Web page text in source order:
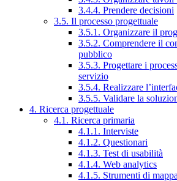
3.4.4. Prendere decisioni
3.5. Il processo progettuale
3.5.1. Organizzare il
3.5.2. Comprendere il
pubblico
3.5.3. Progettare i
servizio
3.5.4. Realizzare
3.5.5. Validare la
4. Ricerca progettuale
4.1. Ricerca primaria
4.1.1. Interviste
4.1.2. Questionari
4.1.3. Test di usabilità
4.1.4. Web analytics
4.1.5. Strumenti di